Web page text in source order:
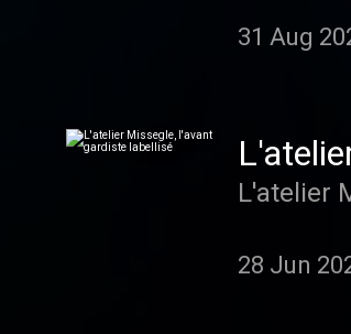
31 Aug
L'atelier
28 Jun